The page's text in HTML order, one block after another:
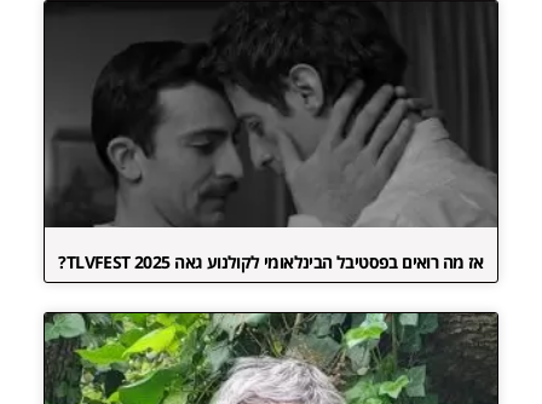
אז מה רואים בפסטיבל הבינלאומי לקולנוע גאה TLVFEST 2025?